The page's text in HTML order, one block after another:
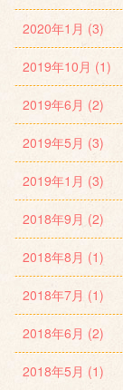
2020年1月 (3)
2019年10月 (1)
2019年6月 (2)
2019年5月 (3)
2019年1月 (3)
2018年9月 (2)
2018年8月 (1)
2018年7月 (1)
2018年6月 (2)
2018年5月 (1)